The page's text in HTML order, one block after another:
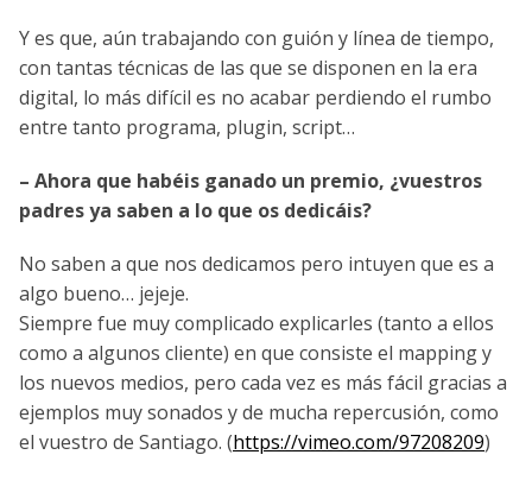
Y es que, aún trabajando con guión y línea de tiempo,
con tantas técnicas de las que se disponen en la era
digital, lo más difícil es no acabar perdiendo el rumbo
entre tanto programa, plugin, script…
– Ahora que habéis ganado un premio, ¿vuestros
padres ya saben a lo que os dedicáis?
No saben a que nos dedicamos pero intuyen que es a
algo bueno… jejeje.
Siempre fue muy complicado explicarles (tanto a ellos
como a algunos cliente) en que consiste el mapping y
los nuevos medios, pero cada vez es más fácil gracias a
ejemplos muy sonados y de mucha repercusión, como
el vuestro de Santiago. (https://vimeo.com/97208209)